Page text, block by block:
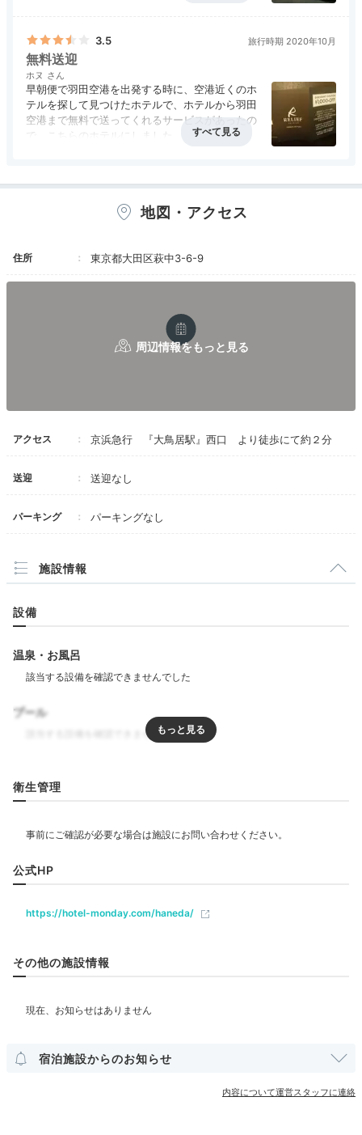
う側とあまりニーズと合っていない感じがしまし
た。
部屋自体は標準的ビジネスホテルで明るく、東横
インなどよりも快適だとは思います。
3.5 旅行時期 2020年10月
無料送迎
ホヌ
早朝便で羽田空港を出発する時に、空港近くのホ
テルを探して見つけたホテルで、ホテルから羽田
空港まで無料で送ってくれるサービスがあったの
で、こちらのホテルにしました。
テルを出たため今回はいただけず、残念でした。
地図・アクセス
住所 東京都大田区萩中3-6-9
アクセス 京浜急行 『大鳥居駅』西口 より徒歩にて約２分
送迎 送迎なし
パーキング パーキングなし
施設情報
設備
温泉・お風呂
プール
エステ・マッサージ
飲食
レストラン
ベビー＆子供関連
部屋情報
ランドリーコーナー
衛生管理
公式HP
https://hotel-monday.com/haneda/
その他の施設情報
宿泊施設からのお知らせ
内容について運営スタッフに連絡